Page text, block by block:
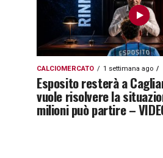
CALCIOMERCATO 1 settimana ago
Esposito resterà a
vuole risolvere la
milioni può partire –